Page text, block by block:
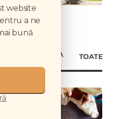
FERMA TOATE
și
website
a ne
bună